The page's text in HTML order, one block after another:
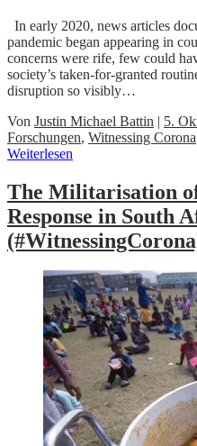
In early 2020, news articles
pandemic began appearing in
concerns were rife, few could
society’s taken-for-granted
disruption so visibly…
Von Justin Michael Battin | 5.
Forschungen, Witnessing Corona
Weiterlesen
The Militarisation
Response in South